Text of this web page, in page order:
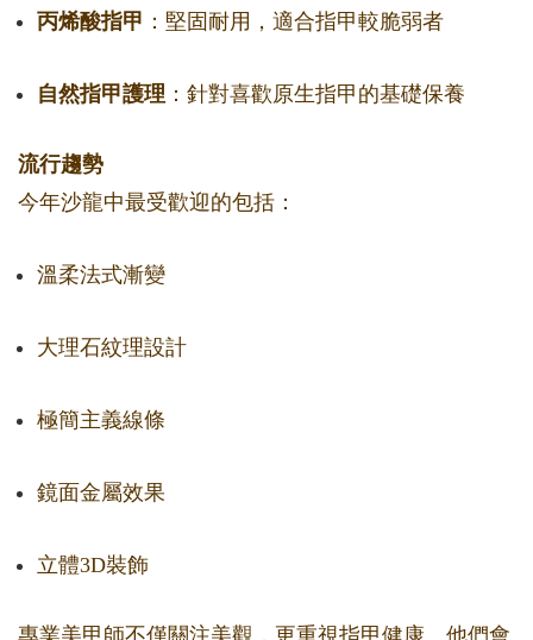
丙烯酸指甲 ：堅固耐用，適合指甲較脆弱者
自然指甲護理 ：針對喜歡原生指甲的基礎保養
流行趨勢
今年沙龍中最受歡迎的包括：
溫柔法式漸變
大理石紋理設計
極簡主義線條
鏡面金屬效果
立體3D裝飾